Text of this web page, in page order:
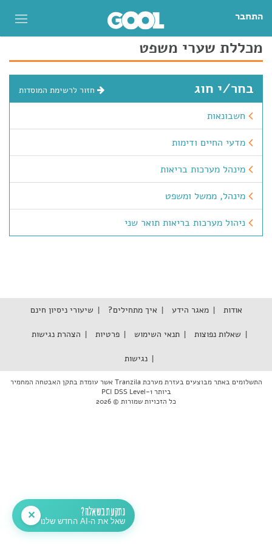
התחבר
מכללת שערי משפט
בחר/י חוג חזור לרשימת המוסדות
חשבונאות
מדעי החיים ודימות
מינהל מערכות בריאות
מינהל, ממשל ומשפט
ניהול מערכות בריאות תואר שני
אודות מאגר הידע איך מתחילים? שיעורי ניסיון חינם
שאלות נפוצות תנאי השימוש פרטיות הצהרת נגישות
נגישות
התשלומים באתר מבוצעים בעזרת מערכת Tranzila אשר עומדת בתקן האבטחה המחמיר
ביותר PCI DSS Level-1
כל הזכויות שמורות © 2026
נתקעת בשאלה?
שאל את ה-AI החדש שלנו
✕